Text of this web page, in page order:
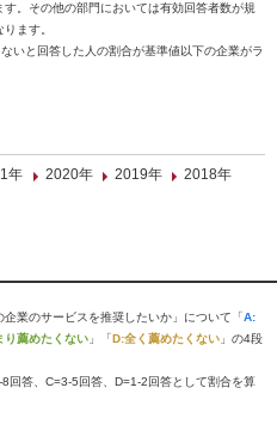
。その他の部門においては有効回答者数が規
ます。
いと回答した人の割合が基準値以下の企業がラ
年 2020年 2019年
2018年
業のサービスを推奨したいか」について「A:
り薦めたくない 」「D:全く薦めたくない 」の4段
答、C=3-5回答、D=1-2回答として割合を算